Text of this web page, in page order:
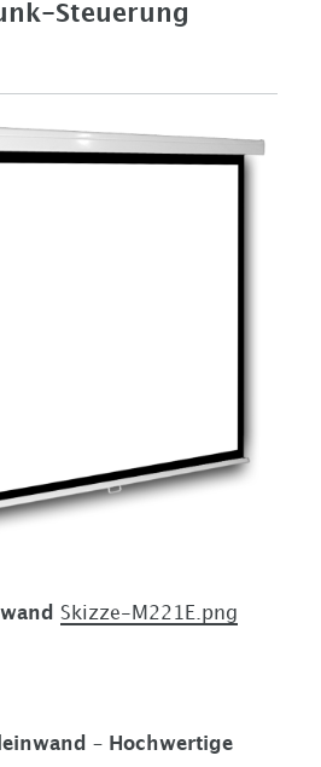
Steuerung
Skizze-M221E.png
– Hochwertige